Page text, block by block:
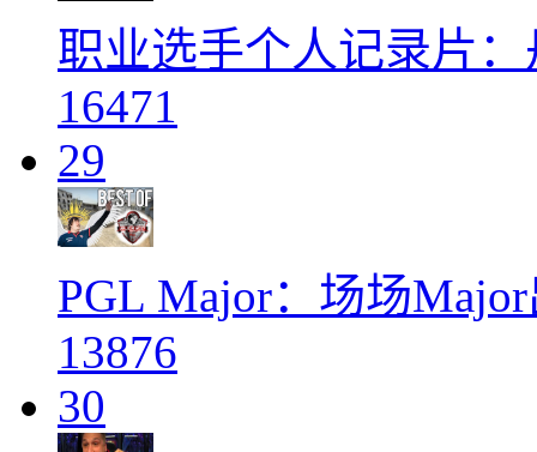
职业选手个人记录片
16471
29
PGL Major：场场
13876
30